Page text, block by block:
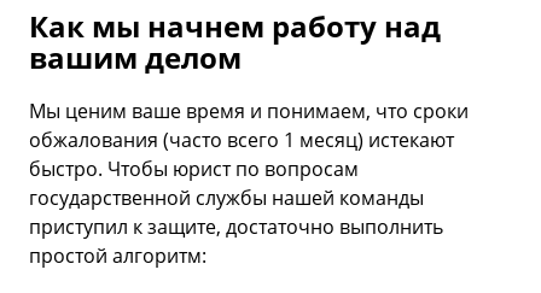
Как мы начнем работу над
вашим делом
Мы ценим ваше время и понимаем, что сроки
обжалования (часто всего 1 месяц) истекают
быстро. Чтобы юрист по вопросам
государственной службы нашей команды
приступил к защите, достаточно выполнить
простой алгоритм: